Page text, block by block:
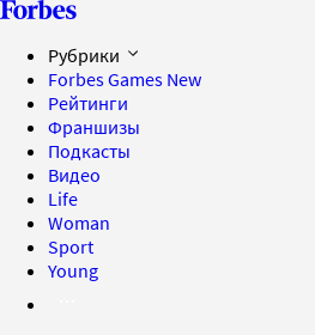
Рубрики
Forbes Games New
Рейтинги
Франшизы
Подкасты
Видео
Life
Woman
Sport
Young